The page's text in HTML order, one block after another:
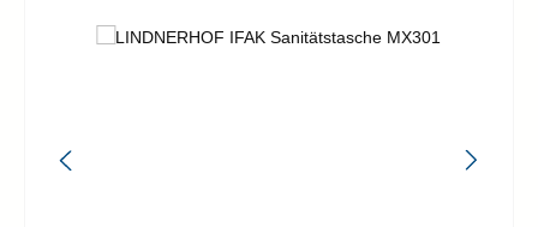
Bildergalerie überspringen